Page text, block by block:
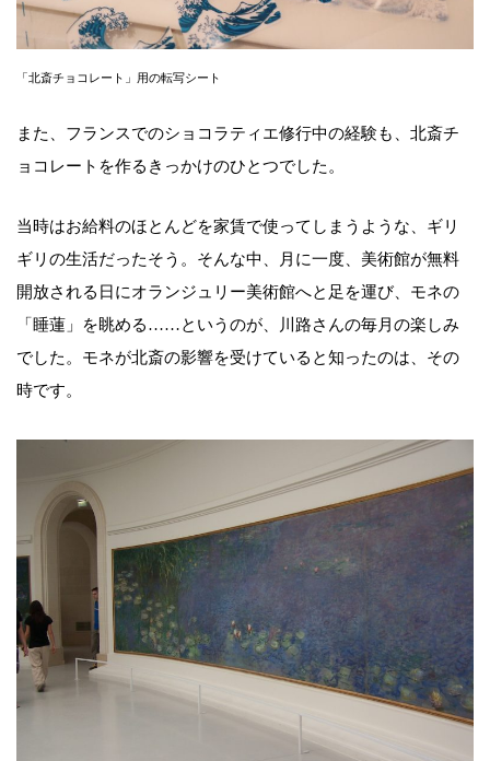
「北斎チョコレート」用の転写シート
また、フランスでのショコラティエ修行中の経験も、北斎チ
ョコレートを作るきっかけのひとつでした。
当時はお給料のほとんどを家賃で使ってしまうような、ギリ
ギリの生活だったそう。そんな中、月に一度、美術館が無料
開放される日にオランジュリー美術館へと足を運び、モネの
「睡蓮」を眺める……というのが、川路さんの毎月の楽しみ
でした。モネが北斎の影響を受けていると知ったのは、その
時です。